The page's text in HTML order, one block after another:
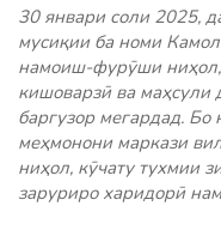
30 январи соли 2025,
мусиқии ба номи
намоиш-фурӯши ниҳол,
кишоварзӣ ва маҳсули
баргузор мегардад. Бо
меҳмонони маркази
ниҳол, кӯчату тухмии
заруриро харидорӣ